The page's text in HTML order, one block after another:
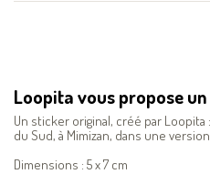
Loopita vous propose
Un sticker original, créé par
du Sud, à Mimizan, dans une
Dimensions : 5 x 7 cm